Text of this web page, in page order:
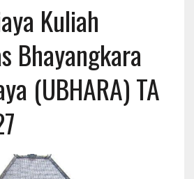
Kuliah
Bhayangkara
(UBHARA) TA